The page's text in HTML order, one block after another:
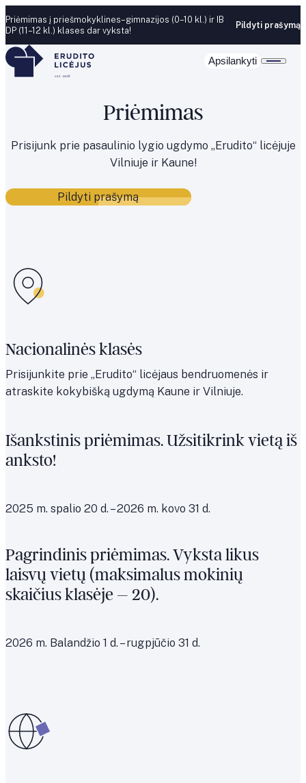
Skip to content
Priėmimas į priešmokyklines–gimnazijos (0–10 kl.) ir IB
DP (11–12 kl.) klases dar vyksta!
Pildyti prašymą
Apsilankyti
Priėmimas
Prisijunk prie pasaulinio lygio ugdymo „Erudito“ licėjuje
Vilniuje ir Kaune!
Pildyti prašymą
Nacionalinės klasės
Prisijunkite prie „Erudito“ licėjaus bendruomenės ir
atraskite kokybišką ugdymą Kaune ir Vilniuje.
Išankstinis priėmimas. Užsitikrink vietą iš
anksto!
2025 m. spalio 20 d. – 2026 m. kovo 31 d.
Pagrindinis priėmimas. Vyksta likus
laisvų vietų (maksimalus mokinių
skaičius klasėje – 20).
2026 m. Balandžio 1 d. – rugpjūčio 31 d.